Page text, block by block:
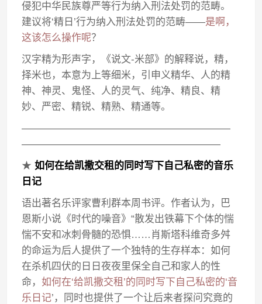
侵犯中华民族尊严等行为纳入刑法处罚的范畴。
建议将‘精日’行为纳入刑法处罚的范畴——是啊，
这该怎么操作呢？
汉字精为形声字，《说文-米部》的解释说，精，
择米也，本意为上等细米，引申义精华、人的精
神、神灵、鬼怪、人的灵气、纯净、精良、精
妙、严密、精锐、精熟、精通等。
—————————————————————
————————————————————
★如何在给凯撒交租的同时写下自己私密的音乐
日记
语出著名乐评家曹利群本周书评。作者认为，巴
恩斯小说《时代的噪音》“散发出铁幕下个体的惴
惴不安和冰刺骨髓的恐惧……肖斯塔科维奇多舛
的命运为后人提供了一个独特的生存样本：如何
在杀机四伏的日日夜夜里保全自己和家人的性
命，如何在‘给凯撒交租’的同时写下自己私密的‘音
乐日记’，同时也提供了一个让后来者探问究竟的